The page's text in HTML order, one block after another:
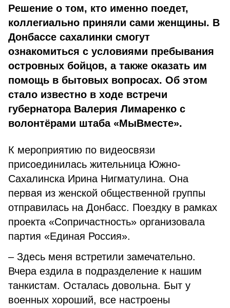
Решение о том, кто именно поедет,
коллегиально приняли сами женщины. В
Донбассе сахалинки смогут
ознакомиться с условиями пребывания
островных бойцов, а также оказать им
помощь в бытовых вопросах. Об этом
стало известно в ходе встречи
губернатора Валерия Лимаренко с
волонтёрами штаба «МыВместе».
К мероприятию по видеосвязи
присоединилась жительница Южно-
Сахалинска Ирина Нигматулина. Она
первая из женской общественной группы
отправилась на Донбасс. Поездку в рамках
проекта «Сопричастность» организовала
партия «Единая Россия».
– Здесь меня встретили замечательно.
Вчера ездила в подразделение к нашим
танкистам. Осталась довольна. Быт у
военных хороший, все настроены